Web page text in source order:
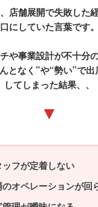
店舗展開で失敗した
口にしていた言葉です。
や事業設計が不十分の
となく”や“勢い”で出
してしまった結果、、
▼
ッフが定着しない
のオペレーションが回